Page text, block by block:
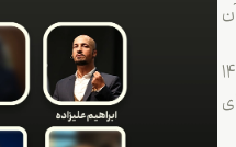
شرایط اقتصادی ۱۴۰۵